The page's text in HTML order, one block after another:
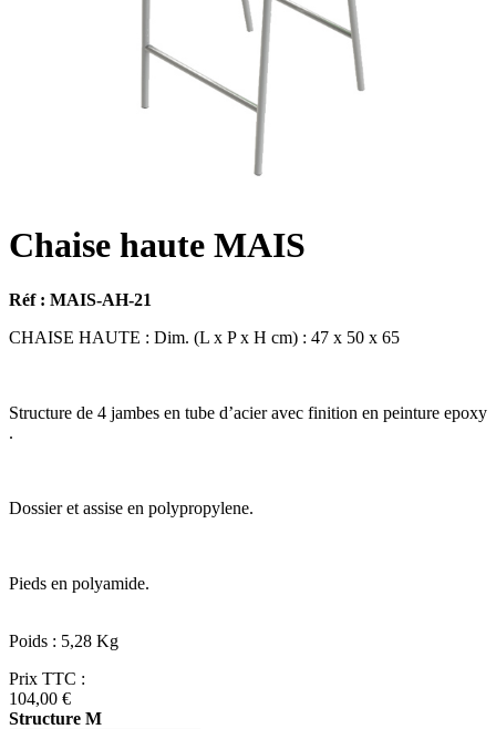
Chaise haute MAIS
Réf : MAIS-AH-21
CHAISE HAUTE : Dim. (L x P x H cm) : 47 x 50 x 65
Structure de 4 jambes en tube d’acier avec finition en peinture epoxy
.
Dossier et assise en polypropylene.
Pieds en polyamide.
Poids : 5,28 Kg
Prix TTC :
104,00 €
Structure M